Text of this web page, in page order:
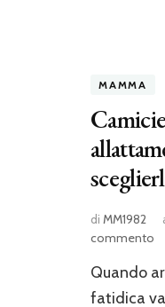
MAMMA
di MM1982
commento
Quando
fatidica